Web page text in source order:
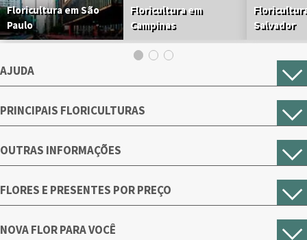
Floricultura em São
Paulo
Floricultura em
Campinas
Salvador
AJUDA
PRINCIPAIS FLORICULTURAS
OUTRAS INFORMAÇÕES
FLORES E PRESENTES POR PREÇO
NOVA FLOR PARA VOCÊ